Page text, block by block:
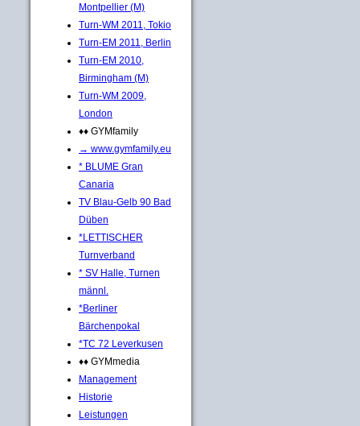
Montpellier (M)
Turn-WM 2011, Tokio
Turn-EM 2011, Berlin
Turn-EM 2010,
Birmingham (M)
Turn-WM 2009,
London
♦♦ GYMfamily
→ www.gymfamily.eu
* BLUME Gran
Canaria
TV Blau-Gelb 90 Bad
Düben
*LETTISCHER
Turnverband
* SV Halle, Turnen
männl.
*Berliner
Bärchenpokal
*TC 72 Leverkusen
♦♦ GYMmedia
Management
Historie
Leistungen